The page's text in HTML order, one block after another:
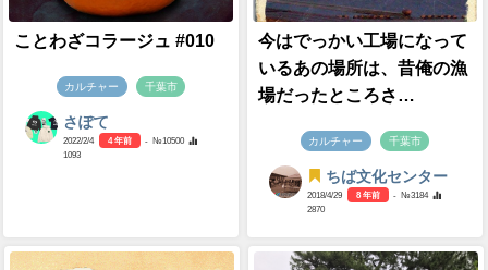
ことわざコラージュ #010
カルチャー 千葉市
さぽて
2022/2/4 4 年前
- №10500
1093
今はでっかい工場になって
いるあの場所は、昔俺の漁
場だったところさ…
カルチャー 千葉市
ちば文化センター
2018/4/29 8 年前
- №3184
2870